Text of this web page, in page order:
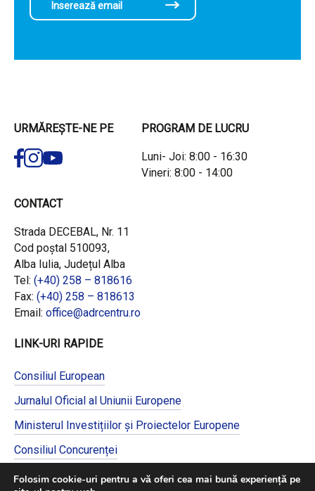
URMĂREȘTE-NE PE PROGRAM DE LUCRU
Luni- Joi: 8:00 - 16:30
Vineri: 8:00 - 14:00
CONTACT
Strada DECEBAL, Nr. 11
Cod poștal 510093,
Alba Iulia, Județul Alba
Tel: (+40) 258 – 818616
Fax: (+40) 258 – 818613
Email: office@adrcentru.ro
LINK-URI RAPIDE
Consiliul European
Jurnalul Oficial al Uniunii Europene
Ministerul Investițiilor și Proiectelor Europene
Consiliul Concurenței
programe cofinanțate de Uniunea Europeană,
Folosim cookie-uri pentru a vă oferi cea mai bună experiență pe